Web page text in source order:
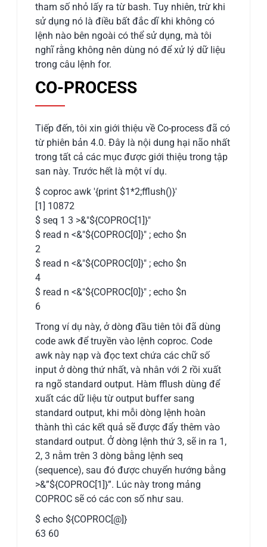
tham số nhỏ lấy ra từ bash. Tuy nhiên, trừ khi
sử dụng nó là điều bất đắc dĩ khi không có
lệnh nào bên ngoài có thể sử dụng, mà tôi
nghĩ rằng không nên dùng nó để xử lý dữ liệu
trong câu lệnh for.
CO-PROCESS
Tiếp đến, tôi xin giới thiệu về Co-process đã có
từ phiên bản 4.0. Đây là nội dung hại não nhất
trong tất cả các mục được giới thiệu trong tập
san này. Trước hết là một ví dụ.
$ coproc awk '{print $1*2;fflush()}'
[1] 10872
$ seq 1 3 >&"${COPROC[1]}"
$ read n <&"${COPROC[0]}" ; echo $n
2
$ read n <&"${COPROC[0]}" ; echo $n
4
$ read n <&"${COPROC[0]}" ; echo $n
6
Trong ví dụ này, ở dòng đầu tiên tôi đã dùng
code awk để truyền vào lệnh coproc. Code
awk này nạp và đọc text chứa các chữ số
input ở dòng thứ nhất, và nhân với 2 rồi xuất
ra ngõ standard output. Hàm fflush dùng để
xuất các dữ liệu từ output buffer sang
standard output, khi mỗi dòng lệnh hoàn
thành thì các kết quả sẽ được đẩy thêm vào
standard output. Ở dòng lệnh thứ 3, sẽ in ra 1,
2, 3 nằm trên 3 dòng bằng lệnh seq
(sequence), sau đó được chuyển hướng bằng
>&”${COPROC[1]}”. Lúc này trong mảng
COPROC sẽ có các con số như sau.
$ echo ${COPROC[@]}
63 60